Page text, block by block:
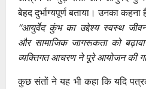
बेहद दुर्भाग्यपूर्ण बताया। उनका कहना
“आयुर्वेद कुंभ का उद्देश्य स्वस्थ
और सामाजिक जागरूकता को
व्यक्तिगत आचरण ने पूरे आयोजन की
कुछ संतों ने यह भी कहा कि यदि